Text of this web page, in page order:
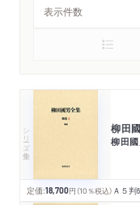
シリーズ・全集 柳田
柳田
定価:18,700円 （10％税込） Ａ５判